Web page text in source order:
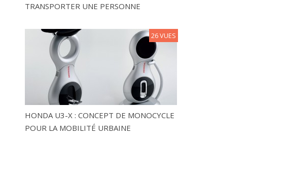
TRANSPORTER UNE PERSONNE
HONDA U3-X : CONCEPT DE MONOCYCLE
POUR LA MOBILITÉ URBAINE
26 VUES